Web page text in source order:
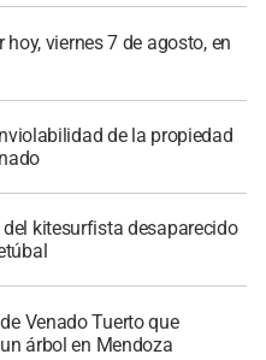
viernes 7 de agosto, en
de la propiedad
kitesurfista desaparecido
Venado Tuerto que
árbol en Mendoza